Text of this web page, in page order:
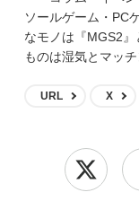
ソールゲーム・PC
なモノは『MGS2
ものは湿気とマッチ
URL X